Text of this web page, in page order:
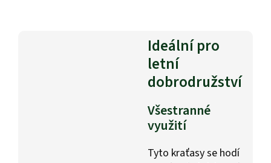
Ideální pro
letní
dobrodružství
Všestranné
využití
Tyto kraťasy se hodí